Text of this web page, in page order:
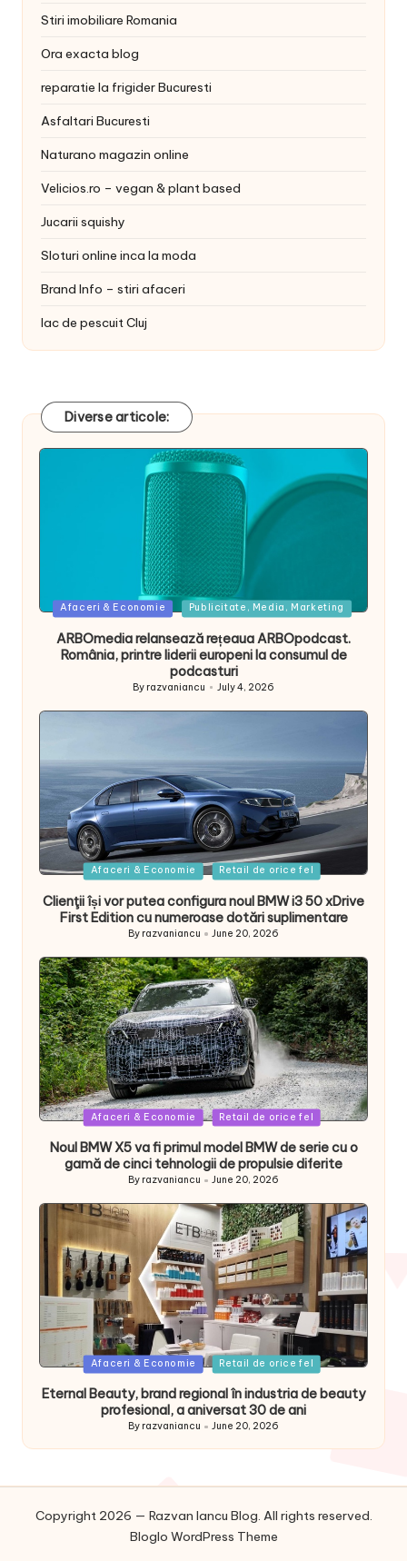
Stiri imobiliare Romania
Ora exacta blog
reparatie la frigider Bucuresti
Asfaltari Bucuresti
Naturano magazin online
Velicios.ro – vegan & plant based
Jucarii squishy
Sloturi online inca la moda
Brand Info – stiri afaceri
lac de pescuit Cluj
Diverse articole:
Posted
Afaceri & Economie Publicitate, Media, Marketing
ARBOmedia relansează rețeaua ARBOpodcast.
România, printre liderii europeni la consumul de
podcasturi
Posted
By razvaniancu July 4, 2026
Posted
Afaceri & Economie Retail de orice fel
Clienţii își vor putea configura noul BMW i3 50 xDrive
First Edition cu numeroase dotări suplimentare
Posted
By razvaniancu June 20, 2026
Posted
Afaceri & Economie Retail de orice fel
Noul BMW X5 va fi primul model BMW de serie cu o
gamă de cinci tehnologii de propulsie diferite
Posted
By razvaniancu June 20, 2026
Posted
Afaceri & Economie Retail de orice fel
Eternal Beauty, brand regional în industria de beauty
profesional, a aniversat 30 de ani
Posted
By razvaniancu June 20, 2026
Copyright 2026 — Razvan Iancu Blog. All rights reserved.
Bloglo WordPress Theme